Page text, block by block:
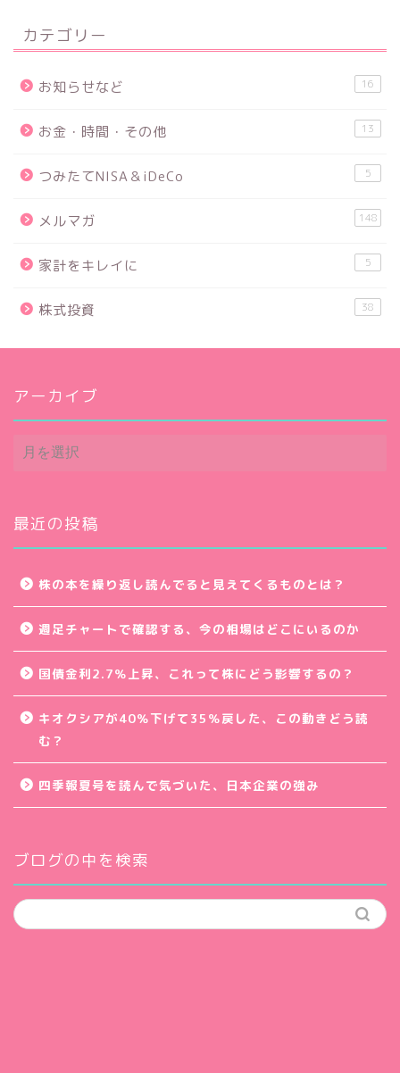
カテゴリー
お知らせなど 16
お金・時間・その他 13
つみたてNISA＆iDeCo 5
メルマガ 148
家計をキレイに 5
株式投資 38
アーカイブ
ア
ー
ブ
最近の投稿
株の本を繰り返し読んでると見えてくるものとは？
週足チャートで確認する、今の相場はどこにいるのか
国債金利2.7％上昇、これって株にどう影響するの？
キオクシアが40％下げて35％戻した、この動きどう読
む？
四季報夏号を読んで気づいた、日本企業の強み
ブログの中を検索